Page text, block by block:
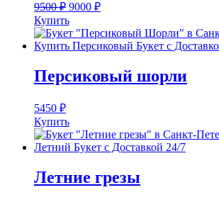
9500₽ 9000 ₽
Купить
Персиковый шорли
5450 ₽
Купить
Летние грезы